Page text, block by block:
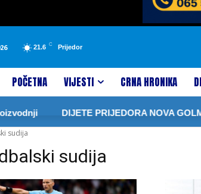
21.6 C Prijedor
POČETNA VIJESTI CRNA HRONIKA
DIJETE PRIJEDORA NOVA
sudija
sudija